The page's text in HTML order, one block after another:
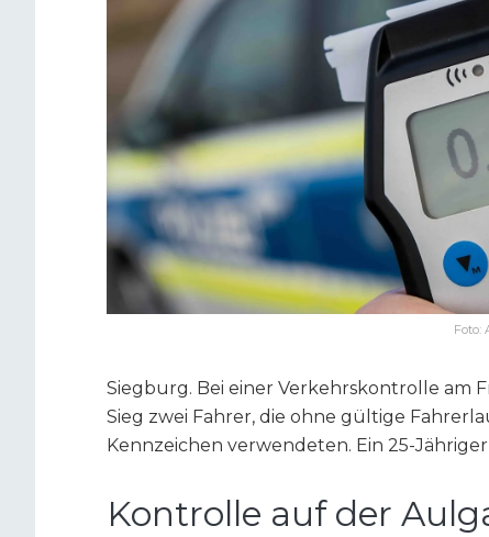
Foto:
Siegburg. Bei einer Verkehrskontrolle am
Sieg zwei Fahrer, die ohne gültige
Kennzeichen verwendeten. Ein 25-
Kontrolle auf der